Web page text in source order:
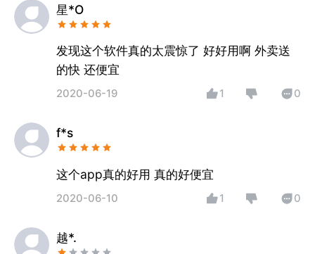
星*O
发现这个软件真的太震惊了 好好用啊 外卖送
的快 还便宜
2020-06-19 1 0
f*s
这个app真的好用 真的好便宜
2020-06-10 1 0
越*.